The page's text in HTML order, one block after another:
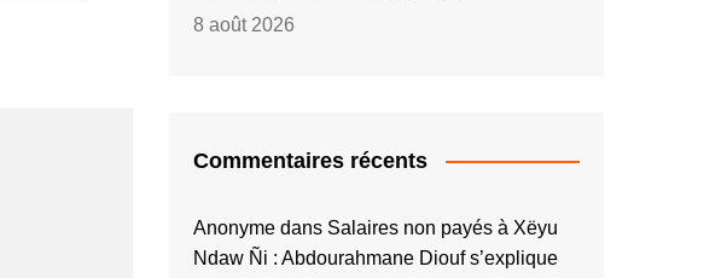
8 août 2026
Commentaires récents
Anonyme dans Salaires non payés à Xëyu
Ndaw Ñi : Abdourahmane Diouf s’explique